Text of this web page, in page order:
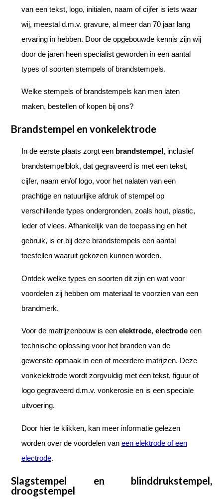
van een tekst, logo, initialen, naam of cijfer is iets waar
wij, meestal d.m.v. gravure, al meer dan 70 jaar lang
ervaring in hebben. Door de opgebouwde kennis zijn wij
door de jaren heen specialist geworden in een aantal
types of soorten stempels of brandstempels.
Welke stempels of brandstempels kan men laten
maken, bestellen of kopen bij ons?
Brandstempel en vonkelektrode
In de eerste plaats zorgt een brandstempel, inclusief
brandstempelblok, dat gegraveerd is met een tekst,
cijfer, naam en/of logo, voor het nalaten van een
prachtige en natuurlijke afdruk of stempel op
verschillende types ondergronden, zoals hout, plastic,
leder of vlees. Afhankelijk van de toepassing en het
gebruik, is er bij deze brandstempels een aantal
toestellen waaruit gekozen kunnen worden.
Ontdek welke types en soorten dit zijn en wat voor
voordelen zij hebben om materiaal te voorzien van een
brandmerk.
Voor de matrijzenbouw is een elektrode, electrode een
technische oplossing voor het branden van de
gewenste opmaak in een of meerdere matrijzen. Deze
vonkelektrode wordt zorgvuldig met een tekst, figuur of
logo gegraveerd d.m.v. vonkerosie en is een speciale
uitvoering.
Door hier te klikken, kan meer informatie gelezen
worden over de voordelen van een elektrode of een
electrode.
Slagstempel en blinddrukstempel,
droogstempel